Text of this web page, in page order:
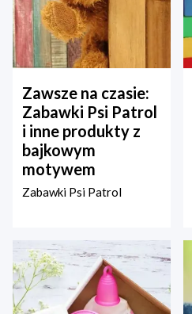
Zawsze na czasie:
Zabawki Psi Patrol
i inne produkty z
bajkowym
motywem
Zabawki Psi Patrol